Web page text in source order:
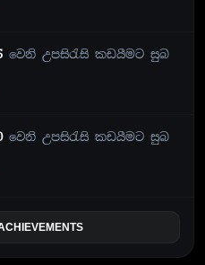
වෙනි උපසිරැසි කඩයීමට සුබ
වෙනි උපසිරැසි කඩයීමට සුබ